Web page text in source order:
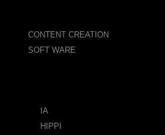
CONTENT CREATION
SOFT WARE
IA
HIPPI